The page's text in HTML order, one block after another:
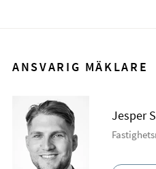
ANSVARIG MÄKLARE
Jesper